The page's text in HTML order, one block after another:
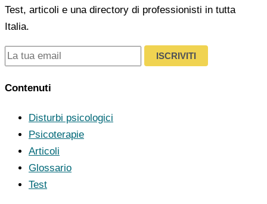
Test, articoli e una directory di professionisti in tutta
Italia.
ISCRIVITI
Contenuti
Disturbi psicologici
Psicoterapie
Articoli
Glossario
Test